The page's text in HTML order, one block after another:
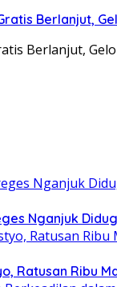
Berlanjut,
Berlanjut,
Nganjuk
Ratusan Ribu